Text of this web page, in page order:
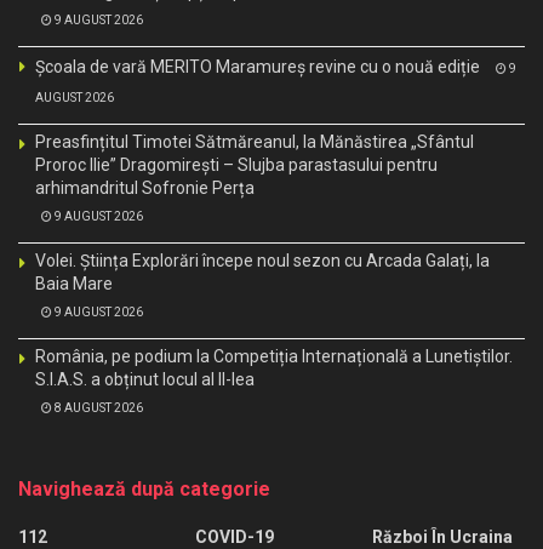
9 AUGUST 2026
Școala de vară MERITO Maramureș revine cu o nouă ediție 9
AUGUST 2026
Preasfințitul Timotei Sătmăreanul, la Mănăstirea „Sfântul
Proroc Ilie” Dragomirești – Slujba parastasului pentru
arhimandritul Sofronie Perța
9 AUGUST 2026
Volei. Știința Explorări începe noul sezon cu Arcada Galați, la
Baia Mare
9 AUGUST 2026
România, pe podium la Competiția Internațională a Lunetiștilor.
S.I.A.S. a obținut locul al II-lea
8 AUGUST 2026
Navighează după categorie
112
COVID-19
Război În Ucraina